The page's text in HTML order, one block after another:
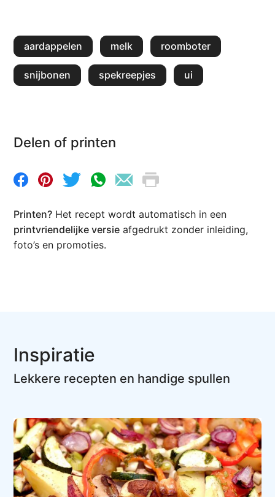
aardappelen melk roomboter
snijbonen spekreepjes ui
Delen of printen
Printen? Het recept wordt automatisch in een
printvriendelijke versie afgedrukt zonder inleiding,
foto’s en promoties.
Inspiratie
Lekkere recepten en handige spullen